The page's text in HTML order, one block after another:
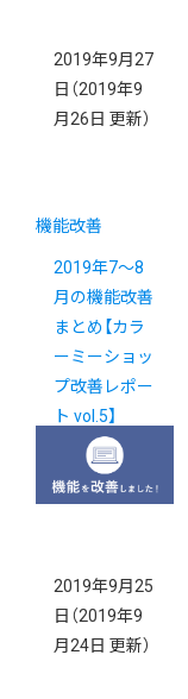
2019年9月27
日 （2019年9
月26日 更新）
機能改善
2019年7～8
月の機能改善
まとめ【カラ
ーミーショッ
プ改善レポー
ト vol.5】
2019年9月25
日 （2019年9
月24日 更新）